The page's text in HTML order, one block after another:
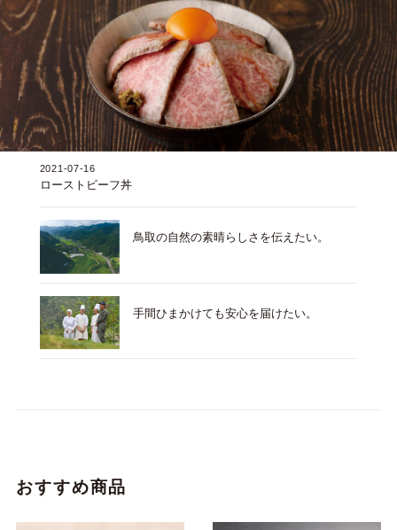
2021-07-16
ローストビーフ丼
鳥取の自然の素晴らしさを伝えたい。
手間ひまかけても安心を届けたい。
おすすめ商品